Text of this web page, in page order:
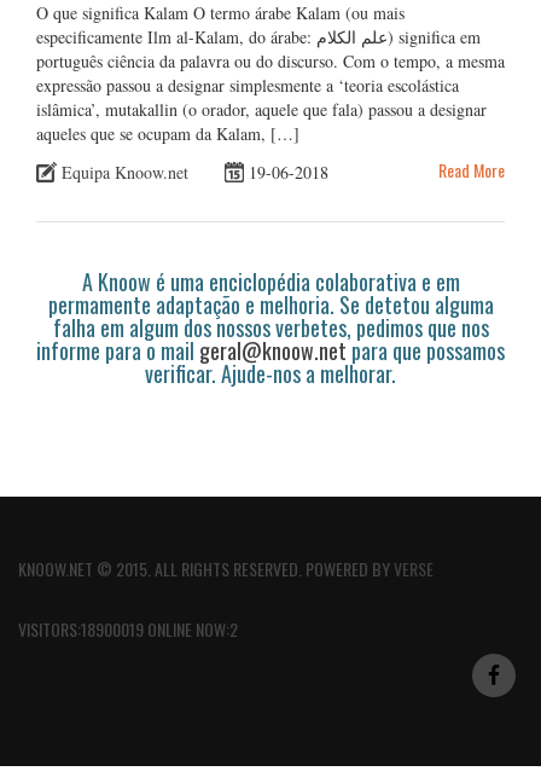
O que significa Kalam O termo árabe Kalam (ou mais
especificamente Ilm al-Kalam, do árabe: علم الكلام) significa em
português ciência da palavra ou do discurso. Com o tempo, a mesma
expressão passou a designar simplesmente a ‘teoria escolástica
islâmica’, mutakallin (o orador, aquele que fala) passou a designar
aqueles que se ocupam da Kalam, […]
Equipa Knoow.net
19-06-2018 Read More
A Knoow é uma enciclopédia colaborativa e em
permamente adaptação e melhoria. Se detetou alguma
falha em algum dos nossos verbetes, pedimos que nos
informe para o mail geral@knoow.netpara que possamos
verificar. Ajude-nos a melhorar.
KNOOW.NET © 2015. ALL RIGHTS RESERVED. POWERED BYVERSE
VISITORS:18900019 ONLINE NOW:2